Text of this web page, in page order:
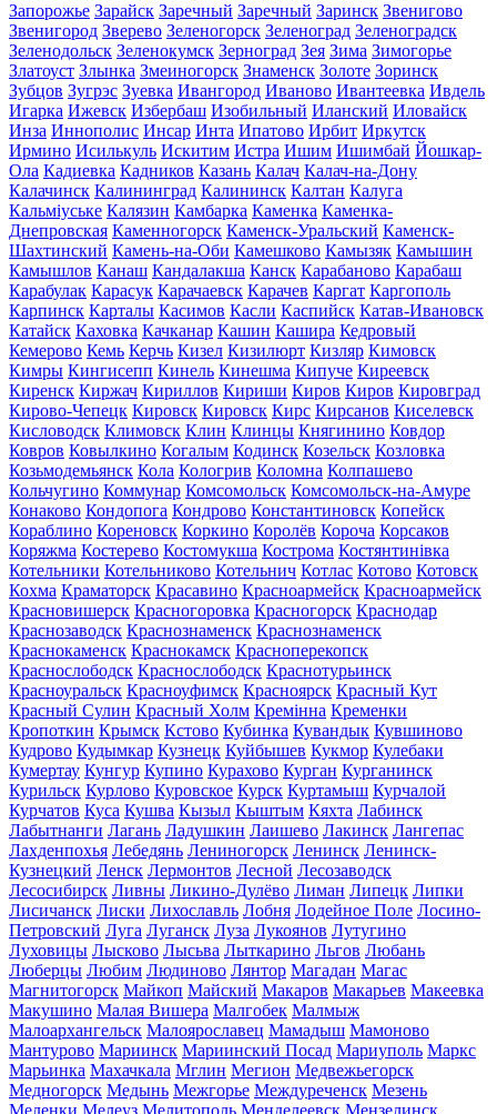
Запорожье Зарайск Заречный Заречный Заринск Звенигово
Звенигород Зверево Зеленогорск Зеленоград Зеленоградск
Зеленодольск Зеленокумск Зерноград Зея Зима Зимогорье
Златоуст Злынка Змеиногорск Знаменск Золоте Зоринск
Зубцов Зугрэс Зуевка Ивангород Иваново Ивантеевка Ивдель
Игарка Ижевск Избербаш Изобильный Иланский Иловайск
Инза Иннополис Инсар Инта Ипатово Ирбит Иркутск
Ирмино Исилькуль Искитим Истра Ишим Ишимбай Йошкар-
Ола Кадиевка Кадников Казань Калач Калач-на-Дону
Калачинск Калининград Калининск Калтан Калуга
Кальміуське Калязин Камбарка Каменка Каменка-
Днепровская Каменногорск Каменск-Уральский Каменск-
Шахтинский Камень-на-Оби Камешково Камызяк Камышин
Камышлов Канаш Кандалакша Канск Карабаново Карабаш
Карабулак Карасук Карачаевск Карачев Каргат Каргополь
Карпинск Карталы Касимов Касли Каспийск Катав-Ивановск
Катайск Каховка Качканар Кашин Кашира Кедровый
Кемерово Кемь Керчь Кизел Кизилюрт Кизляр Кимовск
Кимры Кингисепп Кинель Кинешма Кипуче Киреевск
Киренск Киржач Кириллов Кириши Киров Киров Кировград
Кирово-Чепецк Кировск Кировск Кирс Кирсанов Киселевск
Кисловодск Климовск Клин Клинцы Княгинино Ковдор
Ковров Ковылкино Когалым Кодинск Козельск Козловка
Козьмодемьянск Кола Кологрив Коломна Колпашево
Кольчугино Коммунар Комсомольск Комсомольск-на-Амуре
Конаково Кондопога Кондрово Константиновск Копейск
Кораблино Кореновск Коркино Королёв Короча Корсаков
Коряжма Костерево Костомукша Кострома Костянтинівка
Котельники Котельниково Котельнич Котлас Котово Котовск
Кохма Краматорск Красавино Красноармейск Красноармейск
Красновишерск Красногоровка Красногорск Краснодар
Краснозаводск Краснознаменск Краснознаменск
Краснокаменск Краснокамск Красноперекопск
Краснослободск Краснослободск Краснотурьинск
Красноуральск Красноуфимск Красноярск Красный Кут
Красный Сулин Красный Холм Кремінна Кременки
Кропоткин Крымск Кстово Кубинка Кувандык Кувшиново
Кудрово Кудымкар Кузнецк Куйбышев Кукмор Кулебаки
Кумертау Кунгур Купино Курахово Курган Курганинск
Курильск Курлово Куровское Курск Куртамыш Курчалой
Курчатов Куса Кушва Кызыл Кыштым Кяхта Лабинск
Лабытнанги Лагань Ладушкин Лаишево Лакинск Лангепас
Лахденпохья Лебедянь Лениногорск Ленинск Ленинск-
Кузнецкий Ленск Лермонтов Лесной Лесозаводск
Лесосибирск Ливны Ликино-Дулёво Лиман Липецк Липки
Лисичанск Лиски Лихославль Лобня Лодейное Поле Лосино-
Петровский Луга Луганск Луза Лукоянов Лутугино
Луховицы Лысково Лысьва Лыткарино Льгов Любань
Люберцы Любим Людиново Лянтор Магадан Магас
Магнитогорск Майкоп Майский Макаров Макарьев Макеевка
Макушино Малая Вишера Малгобек Малмыж
Малоархангельск Малоярославец Мамадыш Мамоново
Мантурово Мариинск Мариинский Посад Мариуполь Маркс
Марьинка Махачкала Мглин Мегион Медвежьегорск
Медногорск Медынь Межгорье Междуреченск Мезень
Меленки Мелеуз Мелитополь Менделеевск Мензелинск